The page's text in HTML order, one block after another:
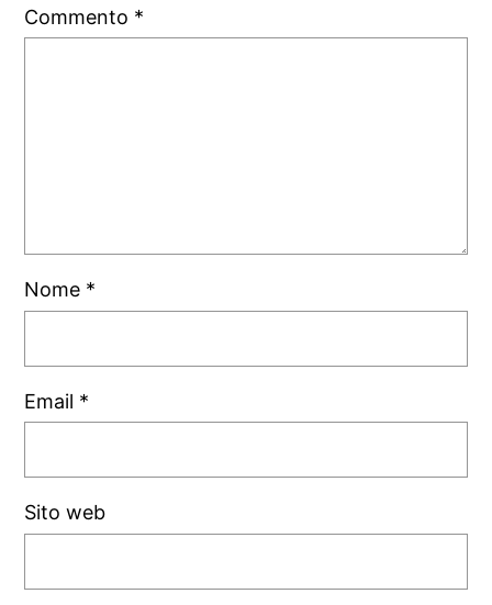
Commento *
Nome *
Email *
Sito web